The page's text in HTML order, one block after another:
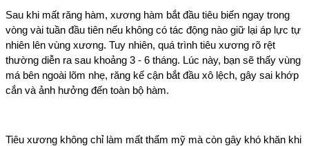
Sau khi mất răng hàm, xương hàm bắt đầu tiêu biến ngay trong
vòng vài tuần đầu tiên nếu không có tác động nào giữ lại áp lực tự
nhiên lên vùng xương. Tuy nhiên, quá trình tiêu xương rõ rệt
thường diễn ra sau khoảng 3 - 6 tháng. Lúc này, bạn sẽ thấy vùng
má bên ngoài lõm nhẹ, răng kế cận bắt đầu xô lệch, gây sai khớp
cắn và ảnh hưởng đến toàn bộ hàm.
Tiêu xương không chỉ làm mất thẩm mỹ mà còn gây khó khăn khi